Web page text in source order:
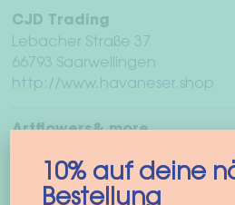
CJD Trading
Lebacher Straße 37
66793 Saarwellingen
http://www.havaneser.shop
Artflowers& more
69168 Wiesloch
10% auf deine
Bestellung